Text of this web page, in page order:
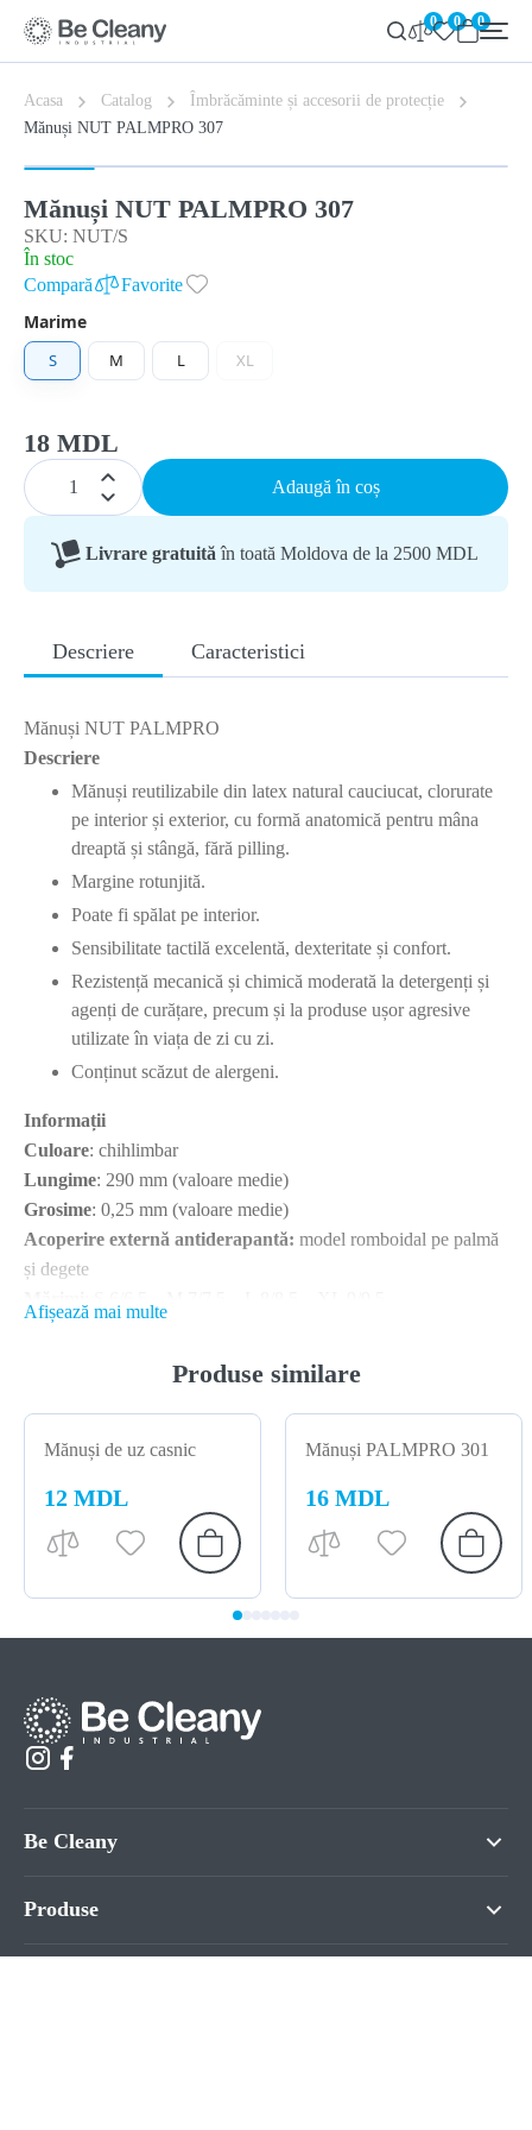
0 0 0
Acasa Catalog
Îmbrăcăminte și accesorii de protecție
Mănuși NUT PALMPRO 307
Mănuși NUT PALMPRO 307
SKU: NUT/S
În stoc
Compară
Favorite
Marime
S M L XL
18 MDL
Adaugă în coș
Livrare gratuită în toată Moldova de la 2500 MDL
Descriere Caracteristici
Mănuși NUT PALMPRO
Descriere
Mănuși reutilizabile din latex natural cauciucat, clorurate
pe interior și exterior, cu formă anatomică pentru mâna
dreaptă și stângă, fără pilling.
Margine rotunjită.
Poate fi spălat pe interior.
Sensibilitate tactilă excelentă, dexteritate și confort.
Rezistență mecanică și chimică moderată la detergenți și
agenți de curățare, precum și la produse ușor agresive
utilizate în viața de zi cu zi.
Conținut scăzut de alergeni.
Informații
Culoare: chihlimbar
Lungime: 290 mm (valoare medie)
Grosime: 0,25 mm (valoare medie)
Acoperire externă antiderapantă: model romboidal pe palmă
și degete
Ambalaj
Afișează mai multe
Produse similare
Mănuși de uz casnic
12 MDL
Mănuși PALMPRO 301
16 MDL
Be Cleany
Produse